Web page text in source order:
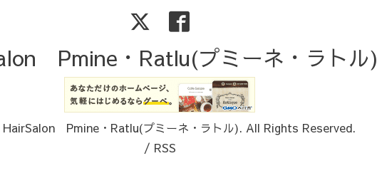
Pmine・Ratlu(プミーネ・ラトル)
HairSalon Pmine・Ratlu(プミーネ・ラトル). All Rights Reserved.
/ RSS